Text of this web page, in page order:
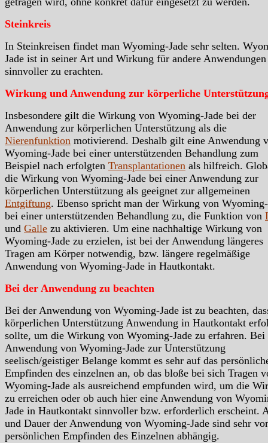
Steinkreis
In Steinkreisen findet man Wyoming-Jade sehr selten.
Jade ist in seiner Art und Wirkung für andere Anwendungen
sinnvoller zu erachten.
Wirkung und Anwendung zur körperliche
Insbesondere gilt die Wirkung von Wyoming-Jade bei der
Anwendung zur körperlichen Unterstützung als die
Nierenfunktion motivierend. Deshalb gilt eine Anwendung
Wyoming-Jade bei einer unterstützenden Behandlung zum
Beispiel nach erfolgten Transplantationen als hilfreich.
die Wirkung von Wyoming-Jade bei einer Anwendung zur
körperlichen Unterstützung als geeignet zur allgemeinen
Entgiftung. Ebenso spricht man der Wirkung von
bei einer unterstützenden Behandlung zu, die Funktion von
und Galle zu aktivieren. Um eine nachhaltige Wirkung von
Wyoming-Jade zu erzielen, ist bei der Anwendung längeres
Tragen am Körper notwendig, bzw. längere regelmäßige
Anwendung von Wyoming-Jade in Hautkontakt.
Bei der Anwendung zu beachten
Bei der Anwendung von Wyoming-Jade ist zu beachten,
körperlichen Unterstützung Anwendung in Hautkontakt
sollte, um die Wirkung von Wyoming-Jade zu erfahren. Bei
Anwendung von Wyoming-Jade zur Unterstützung
seelisch/geistiger Belange kommt es sehr auf das
Empfinden des einzelnen an, ob das bloße bei sich Tragen
Wyoming-Jade als ausreichend empfunden wird, um die
zu erreichen oder ob auch hier eine Anwendung von
Jade in Hautkontakt sinnvoller bzw. erforderlich erscheint.
und Dauer der Anwendung von Wyoming-Jade sind sehr
persönlichen Empfinden des Einzelnen abhängig.